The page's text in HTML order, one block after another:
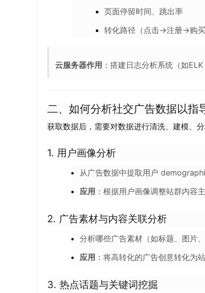
页面停留时间、跳出率
转化路径（点击→注册→购买
云服务器作用 ：搭建日志分析系统（如
二、如何分析社交广告数据以指
获取数据后，需要对数据进行清洗、建模、
1. 用户画像分析
从广告数据中提取用户
应用 ：根据用户画像调整站群内容
2. 广告素材与内容关联分析
分析哪些广告素材（如标题、图片
应用 ：将高转化的广告创意转化为
3. 热点话题与关键词挖掘